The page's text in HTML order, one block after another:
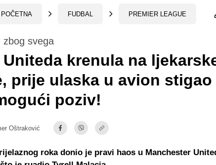
POČETNA FUDBAL PREMIER LEAGUE
zbog svega
krenula na
prije ulaska u avion stigao
poziv!
Oštraković
roka donio je pravi haos u Manchester